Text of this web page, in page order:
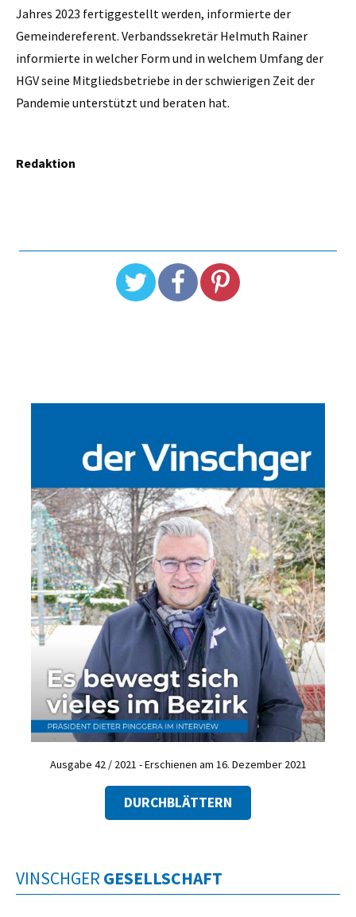
Jahres 2023 fertiggestellt werden, informierte der
Gemeindereferent. Verbandssekretär Helmuth Rainer
informierte in welcher Form und in welchem Umfang der
HGV seine Mitgliedsbetriebe in der schwierigen Zeit der
Pandemie unterstützt und beraten hat.
Redaktion
Ausgabe 42 / 2021 - Erschienen am 16. Dezember 2021
DURCHBLÄTTERN
VINSCHGER GESELLSCHAFT